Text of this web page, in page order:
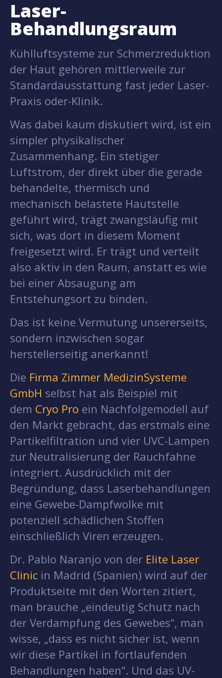
Laser-
Behandlungsraum
Kühlluftsysteme zur Schmerzreduktion
der Haut gehören mittlerweile zur
Standardausstattung fast jeder Laser-
Praxis oder-Klinik.
Was dabei kaum diskutiert wird, ist ein
simpler physikalischer
Zusammenhang. Ein stetiger
Luftstrom, der direkt über die gerade
behandelte, thermisch und
mechanisch belastete Hautstelle
geführt wird, trägt zwangsläufig mit
sich, was dort in diesem Moment
freigesetzt wird. Er trägt und verteilt
also aktiv in den Raum, anstatt es wie
bei einer Absaugung am
Entstehungsort zu binden.
Das ist keine Vermutung unsererseits,
sondern inzwischen sogar
herstellerseitig anerkannt!
Die Firma Zimmer MedizinSysteme
GmbH selbst hat als Beispiel mit
dem Cryo Pro ein Nachfolgemodell auf
den Markt gebracht, das erstmals eine
Partikelfiltration und vier UVC-Lampen
zur Neutralisierung der Rauchfahne
integriert. Ausdrücklich mit der
Begründung, dass Laserbehandlungen
eine Gewebe-Dampfwolke mit
potenziell schädlichen Stoffen
einschließlich Viren erzeugen.
Dr. Pablo Naranjo von der Elite Laser
Clinic in Madrid (Spanien) wird auf der
Produktseite mit den Worten zitiert,
man brauche „eindeutig Schutz nach
der Verdampfung des Gewebes“, man
wisse, „dass es nicht sicher ist, wenn
wir diese Partikel in fortlaufenden
Behandlungen haben“. Und das UV-